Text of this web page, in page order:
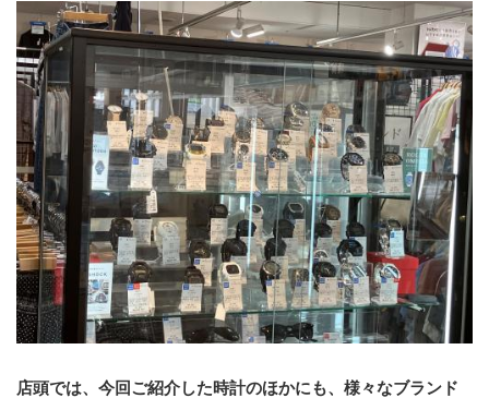
店頭では、今回ご紹介した時計のほかにも、様々なブランド